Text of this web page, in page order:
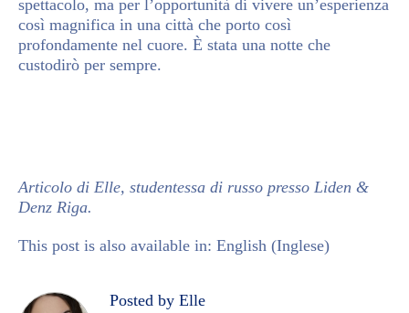
spettacolo, ma per l’opportunità di vivere un’esperienza
così magnifica in una città che porto così
profondamente nel cuore. È stata una notte che
custodirò per sempre.
Articolo di Elle, studentessa di russo presso Liden &
Denz Riga.
This post is also available in: English (Inglese)
Posted by Elle